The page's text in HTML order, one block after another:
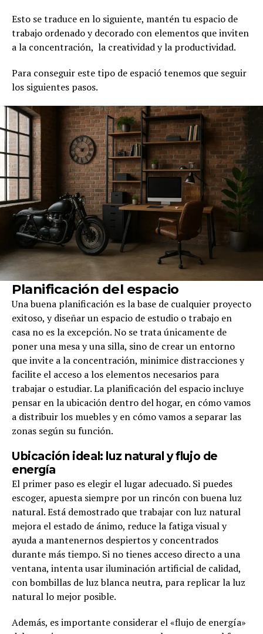
Esto se traduce en lo siguiente, mantén tu espacio de
trabajo ordenado y decorado con elementos que inviten
a la concentración, la creatividad y la productividad.
Para conseguir este tipo de espació tenemos que seguir
los siguientes pasos.
Planificación del espacio
Una buena planificación es la base de cualquier proyecto
exitoso, y diseñar un espacio de estudio o trabajo en
casa no es la excepción. No se trata únicamente de
poner una mesa y una silla, sino de crear un entorno
que invite a la concentración, minimice distracciones y
facilite el acceso a los elementos necesarios para
trabajar o estudiar. La planificación del espacio incluye
pensar en la ubicación dentro del hogar, en cómo vamos
a distribuir los muebles y en cómo vamos a separar las
zonas según su función.
Ubicación ideal: luz natural y flujo de
energía
El primer paso es elegir el lugar adecuado. Si puedes
escoger, apuesta siempre por un rincón con buena luz
natural. Está demostrado que trabajar con luz natural
mejora el estado de ánimo, reduce la fatiga visual y
ayuda a mantenernos despiertos y concentrados
durante más tiempo. Si no tienes acceso directo a una
ventana, intenta usar iluminación artificial de calidad,
con bombillas de luz blanca neutra, para replicar la luz
natural lo mejor posible.
Además, es importante considerar el «flujo de energía»